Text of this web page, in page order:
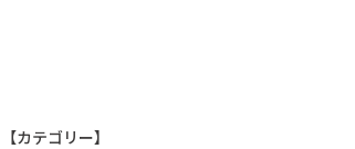
【カテゴリー】